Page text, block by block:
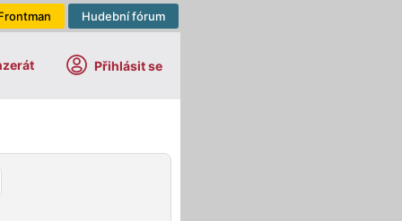
Hudební fórum
Přihlásit se